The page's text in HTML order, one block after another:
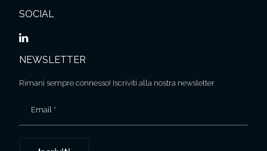
SOCIAL
NEWSLETTER
Rimani sempre connesso! Iscriviti alla nostra newsletter
Email *